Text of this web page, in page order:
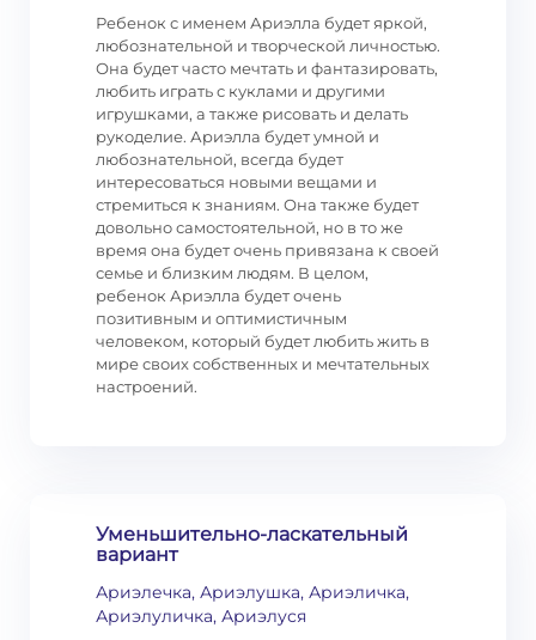
Ребенок с именем Ариэлла будет яркой,
любознательной и творческой личностью.
Она будет часто мечтать и фантазировать,
любить играть с куклами и другими
игрушками, а также рисовать и делать
рукоделие. Ариэлла будет умной и
любознательной, всегда будет
интересоваться новыми вещами и
стремиться к знаниям. Она также будет
довольно самостоятельной, но в то же
время она будет очень привязана к своей
семье и близким людям. В целом,
ребенок Ариэлла будет очень
позитивным и оптимистичным
человеком, который будет любить жить в
мире своих собственных и мечтательных
настроений.
Уменьшительно-ласкательный
вариант
Ариэлечка, Ариэлушка, Ариэличка,
Ариэлуличка, Ариэлуся